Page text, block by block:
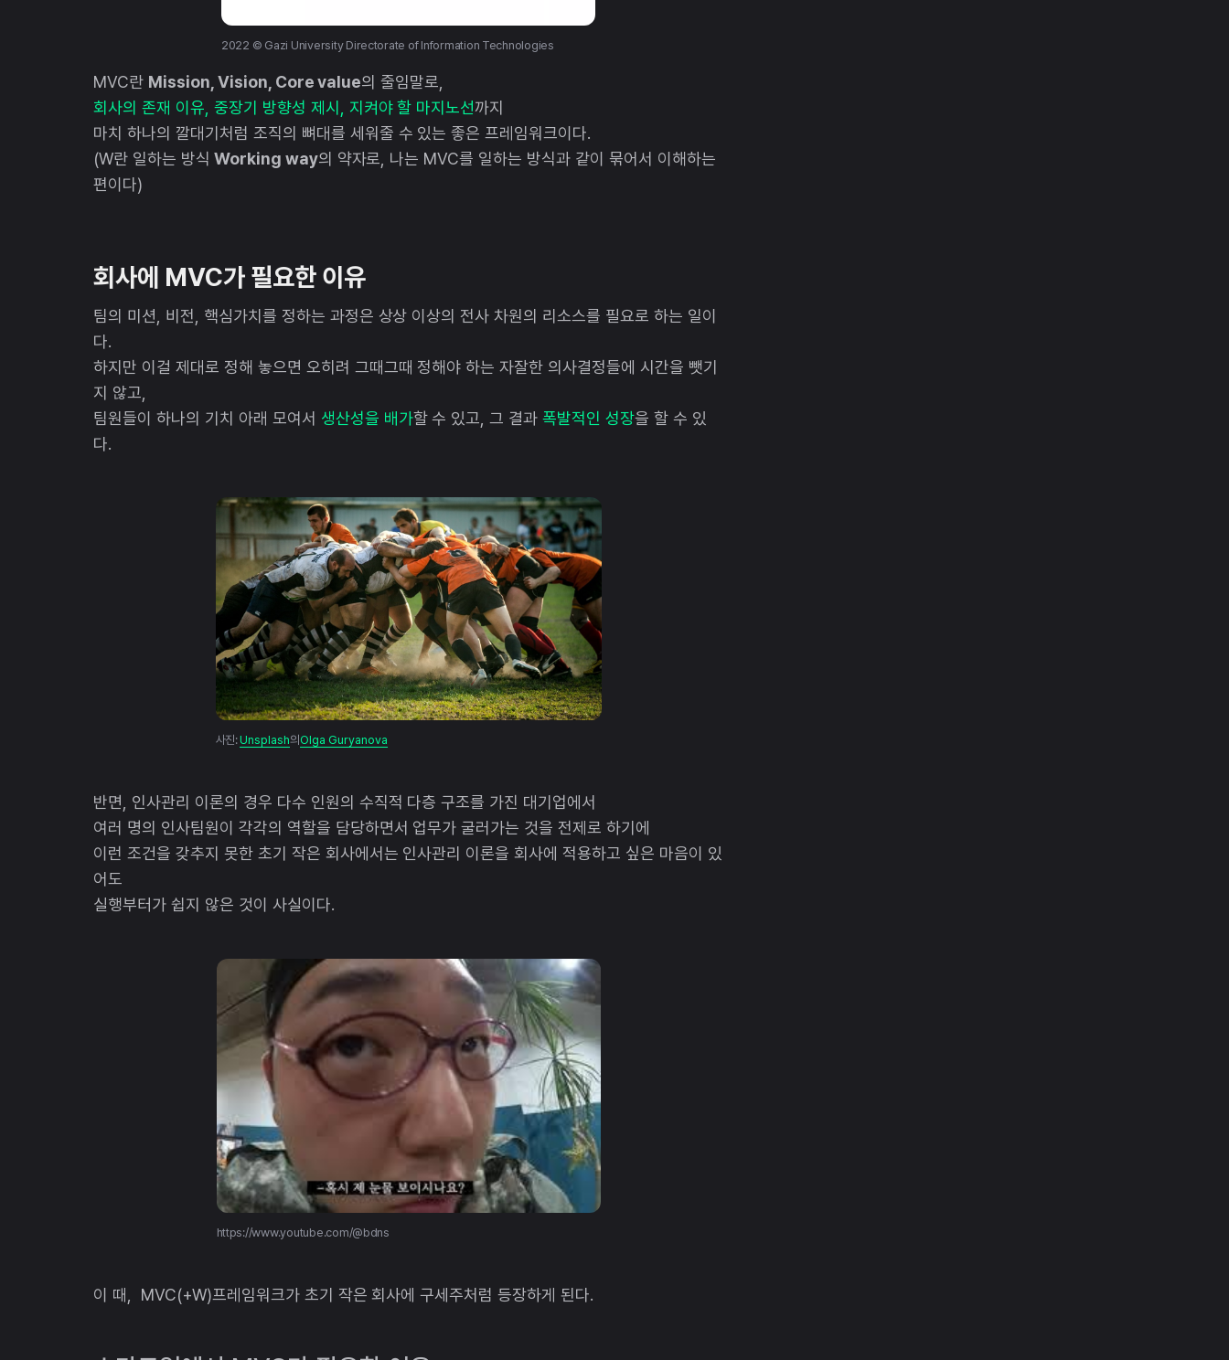
2022 © Gazi University Directorate of Information Technologies
MVC란 Mission, Vision, Core value의 줄임말로,
회사의 존재 이유, 중장기 방향성 제시, 지켜야 할 마지노선까지
마치 하나의 깔대기처럼 조직의 뼈대를 세워줄 수 있는 좋은 프레임워크이다.
(W란 일하는 방식 Working way의 약자로, 나는 MVC를 일하는 방식과 같이 묶어서 이해하는
편이다)
회사에 MVC가 필요한 이유
팀의 미션, 비전, 핵심가치를 정하는 과정은 상상 이상의 전사 차원의 리소스를 필요로 하는 일이
다.
하지만 이걸 제대로 정해 놓으면 오히려 그때그때 정해야 하는 자잘한 의사결정들에 시간을 뺏기
지 않고,
팀원들이 하나의 기치 아래 모여서 생산성을 배가할 수 있고, 그 결과폭발적인 성장을 할 수 있
다.
사진:Unsplash의Olga Guryanova
반면, 인사관리 이론의 경우 다수 인원의 수직적 다층 구조를 가진 대기업에서
여러 명의 인사팀원이 각각의 역할을 담당하면서 업무가 굴러가는 것을 전제로 하기에
이런 조건을 갖추지 못한 초기 작은 회사에서는 인사관리 이론을 회사에 적용하고 싶은 마음이 있
어도
실행부터가 쉽지 않은 것이 사실이다.
https://www.youtube.com/@bdns
이 때, MVC(+W)프레임워크가 초기 작은 회사에 구세주처럼 등장하게 된다.